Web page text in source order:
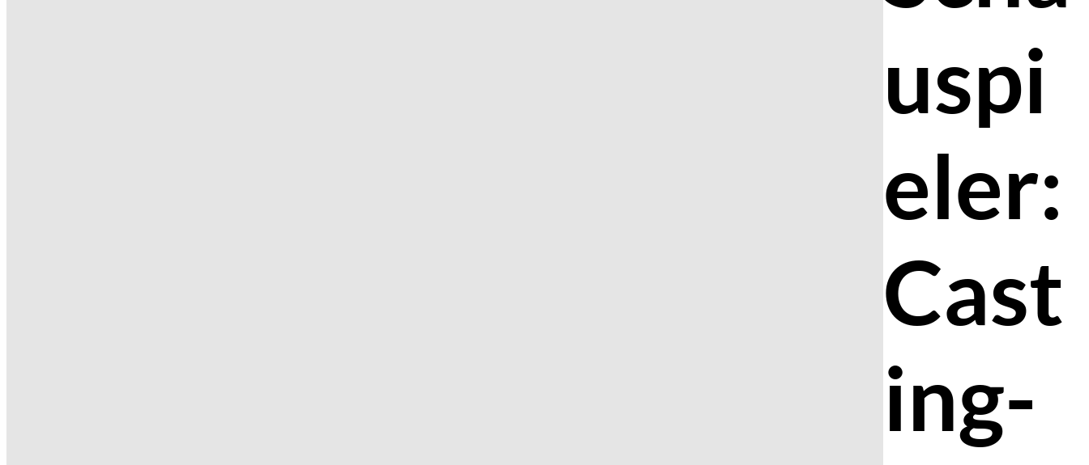
uspi
eler:
Cast
ing-